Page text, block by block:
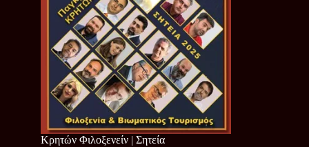
Κρητών Φιλοξενείν | Σητεία